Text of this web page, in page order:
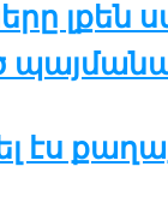
լքեն
էս